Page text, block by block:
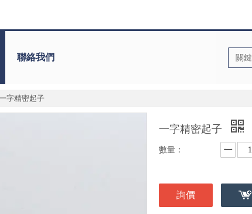
聯絡我們
字精密起子
一字精密起子
數量：
詢價